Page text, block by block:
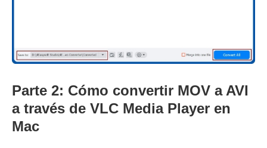
Parte 2: Cómo convertir MOV a AVI
a través de VLC Media Player en
Mac